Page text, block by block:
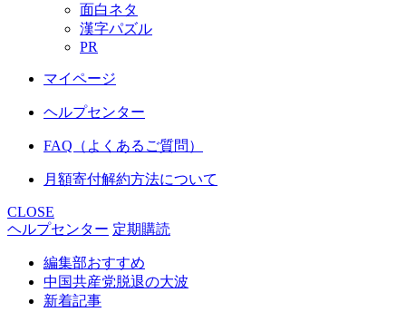
面白ネタ
漢字パズル
PR
マイページ
ヘルプセンター
FAQ（よくあるご質問）
月額寄付解約方法について
CLOSE
ヘルプセンター 定期購読
編集部おすすめ
中国共産党脱退の大波
新着記事